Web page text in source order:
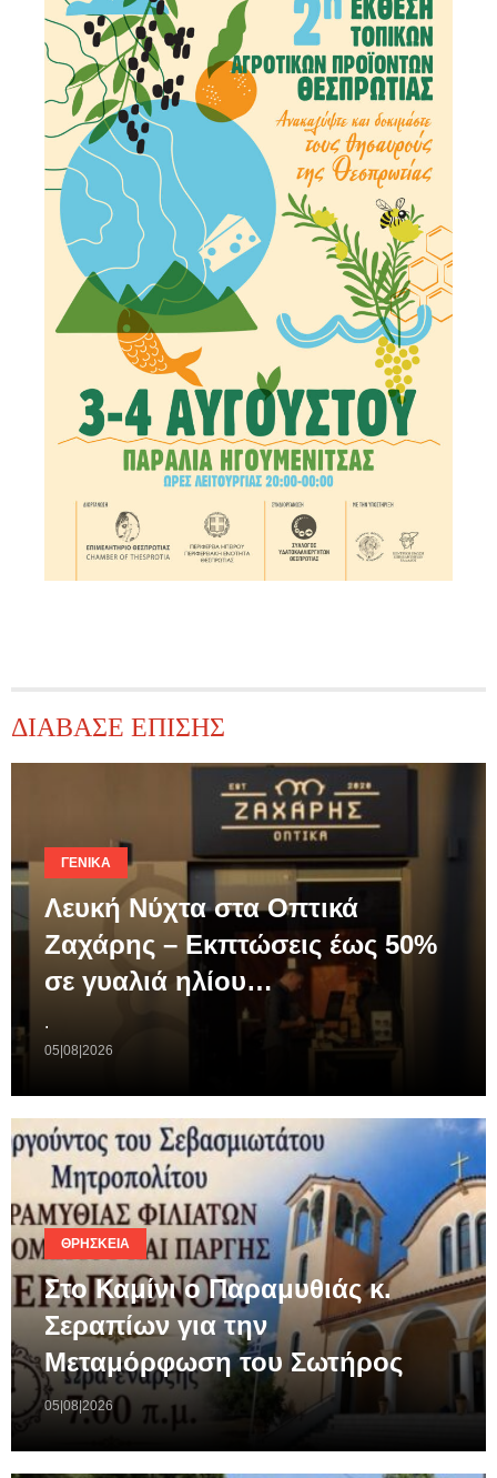
ΔΙΑΒΑΣΕ ΕΠΙΣΗΣ
ΓΕΝΙΚΆ
Λευκή Νύχτα στα Οπτικά
Ζαχάρης – Εκπτώσεις έως 50%
σε γυαλιά ηλίου…
.
05|08|2026
ΘΡΗΣΚΕΊΑ
Στο Καμίνι ο Παραμυθιάς κ.
Σεραπίων για την
Μεταμόρφωση του Σωτήρος
05|08|2026